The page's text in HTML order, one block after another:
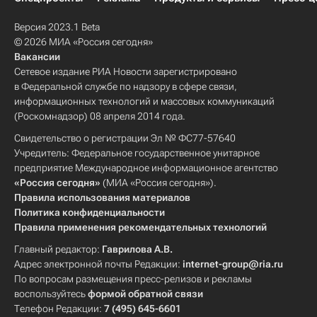
Версия 2023.1 Beta
© 2026 МИА «Россия сегодня»
Вакансии
Сетевое издание РИА Новости зарегистрировано
в Федеральной службе по надзору в сфере связи,
информационных технологий и массовых коммуникаций
(Роскомнадзор) 08 апреля 2014 года.
Свидетельство о регистрации Эл № ФС77-57640
Учредитель: Федеральное государственное унитарное
предприятие Международное информационное агентство
«Россия сегодня» (МИА «Россия сегодня»).
Правила использования материалов
Политика конфиденциальности
Правила применения рекомендательных технологий
Главный редактор: Гаврилова А.В.
Адрес электронной почты Редакции: internet-group@ria.ru
По вопросам размещения пресс-релизов и рекламы
воспользуйтесьформой обратной связи
Телефон Редакции: 7 (495) 645-6601